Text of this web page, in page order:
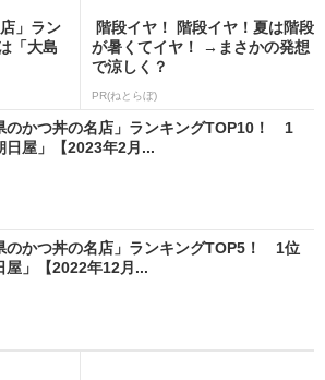
」ラン
「大島
階段イヤ！ 階段イヤ！夏は階段
が暑くてイヤ！ →まさかの発想
で涼しく？
PR(ねとらぼ)
のかつ丼の名店」ランキングTOP10！ 1
日屋」【2023年2月...
のかつ丼の名店」ランキングTOP5！ 1位
屋」【2022年12月...